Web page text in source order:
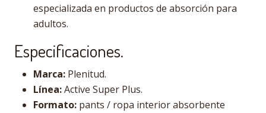
especializada en productos de absorción para
adultos.
Especificaciones.
Marca: Plenitud.
Línea:Active Super Plus.
Formato: pants / ropa interior absorbente